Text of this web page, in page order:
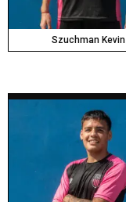
Szuchman Kevin